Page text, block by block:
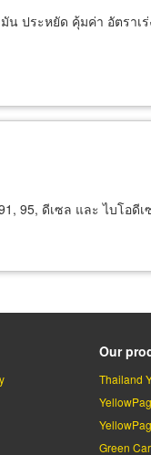
น ประหยัด คุ้มค่า อัตรา
95, ดีเซล และ ไบโอดีเ
Our
Thailand
Green